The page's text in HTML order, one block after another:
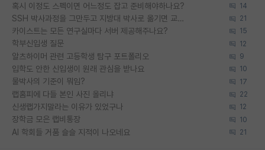
혹시 이정도 스펙이면 어느정도 잡고 준비해야하나요? 14
SSH 박사과정을 그만두고 지방대 박사로 옮기면 교수의 꿈은 끝일까요? 21
카이스트는 모든 연구실마다 서버 제공해주나요? 15
학부신입생 질문 12
알츠하이머 관련 고등학생 탐구 포트폴리오 9
입학도 안한 신입생이 원래 관심을 받나요 10
물박사의 기준이 뭐임? 17
랩홈피에 다들 본인 사진 올리냐 22
신생랩가지말라는 이유가 있었구나 12
장학금 모은 랩비통장 10
AI 학회들 거품 슬슬 지적이 나오네요 21